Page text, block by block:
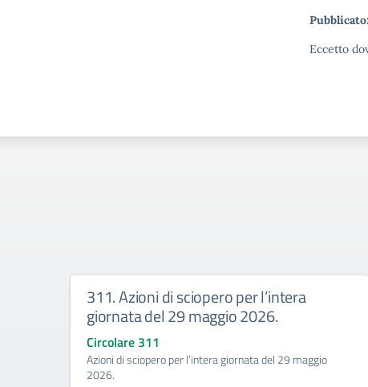
Pubblicato:
Eccetto
311. Azioni di sciopero per l’intera
giornata del 29 maggio 2026.
Circolare 311
Azioni di sciopero per l’intera giornata del 29 maggio
2026.